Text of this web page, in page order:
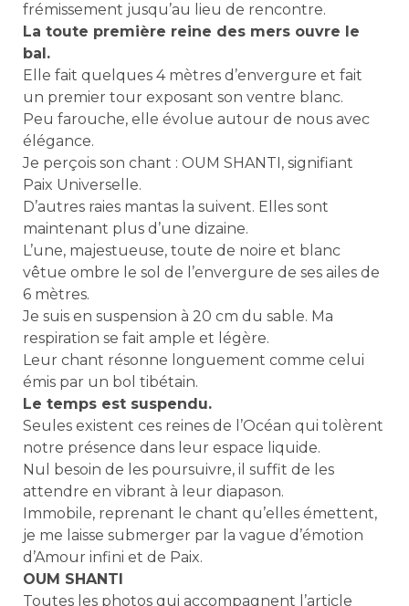
frémissement jusqu’au lieu de rencontre.
La toute première reine des mers ouvre le
bal.
Elle fait quelques 4 mètres d’envergure et fait
un premier tour exposant son ventre blanc.
Peu farouche, elle évolue autour de nous avec
élégance.
Je perçois son chant : OUM SHANTI, signifiant
Paix Universelle.
D’autres raies mantas la suivent. Elles sont
maintenant plus d’une dizaine.
L’une, majestueuse, toute de noire et blanc
vêtue ombre le sol de l’envergure de ses ailes de
6 mètres.
Je suis en suspension à 20 cm du sable. Ma
respiration se fait ample et légère.
Leur chant résonne longuement comme celui
émis par un bol tibétain.
Le temps est suspendu.
Seules existent ces reines de l’Océan qui tolèrent
notre présence dans leur espace liquide.
Nul besoin de les poursuivre, il suffit de les
attendre en vibrant à leur diapason.
Immobile, reprenant le chant qu’elles émettent,
je me laisse submerger par la vague d’émotion
d’Amour infini et de Paix.
OUM SHANTI
Toutes les photos qui accompagnent l’article